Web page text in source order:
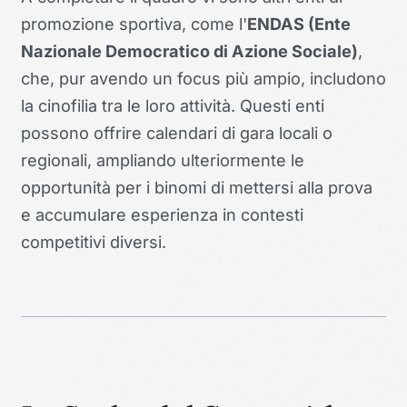
promozione sportiva, come l'ENDAS (Ente
Nazionale Democratico di Azione Sociale),
che, pur avendo un focus più ampio, includono
la cinofilia tra le loro attività. Questi enti
possono offrire calendari di gara locali o
regionali, ampliando ulteriormente le
opportunità per i binomi di mettersi alla prova
e accumulare esperienza in contesti
competitivi diversi.